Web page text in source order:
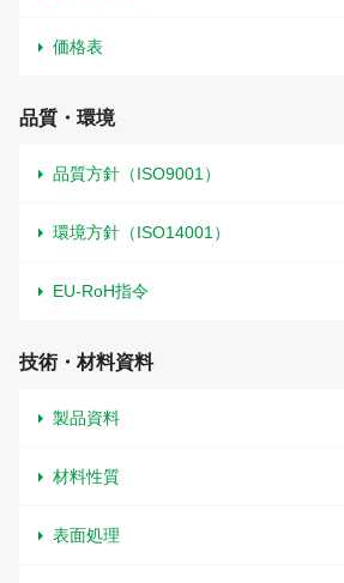
価格表
品質・環境
品質方針（ISO9001）
環境方針（ISO14001）
EU-RoH指令
技術・材料資料
製品資料
材料性質
表面処理